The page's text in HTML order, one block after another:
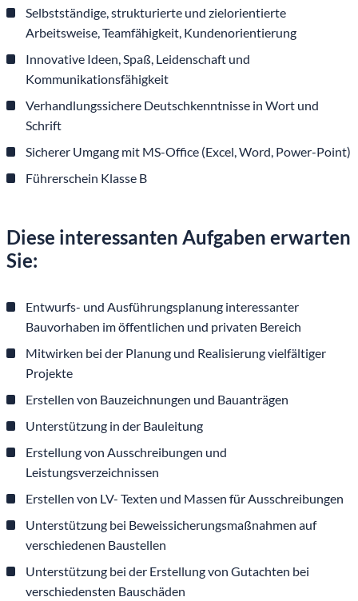
Selbstständige, strukturierte und zielorientierte
Arbeitsweise, Teamfähigkeit, Kundenorientierung
Innovative Ideen, Spaß, Leidenschaft und
Kommunikationsfähigkeit
Verhandlungssichere Deutschkenntnisse in Wort und
Schrift
Sicherer Umgang mit MS-Office (Excel, Word, Power-Point)
Führerschein Klasse B
Diese interessanten Aufgaben erwarten
Sie:
Entwurfs- und Ausführungsplanung interessanter
Bauvorhaben im öffentlichen und privaten Bereich
Mitwirken bei der Planung und Realisierung vielfältiger
Projekte
Erstellen von Bauzeichnungen und Bauanträgen
Unterstützung in der Bauleitung
Erstellung von Ausschreibungen und
Leistungsverzeichnissen
Erstellen von LV- Texten und Massen für Ausschreibungen
Unterstützung bei Beweissicherungsmaßnahmen auf
verschiedenen Baustellen
Unterstützung bei der Erstellung von Gutachten bei
verschiedensten Bauschäden